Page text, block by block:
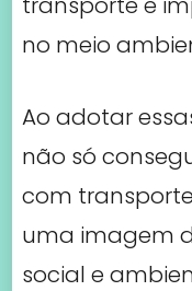
no meio
Ao adotar
não só
com
uma imagem
social e